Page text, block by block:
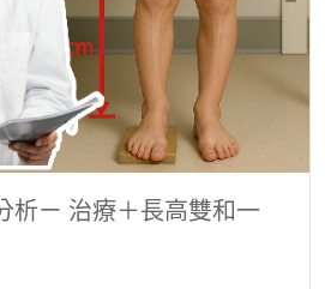
析ㄧ 治療＋長高雙和一